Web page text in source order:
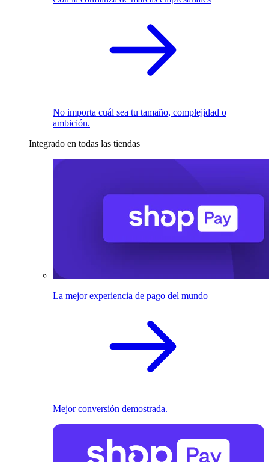
No importa cuál sea tu tamaño, complejidad o
ambición.
Integrado en todas las tiendas
La mejor experiencia de pago del mundo
Mejor conversión demostrada.